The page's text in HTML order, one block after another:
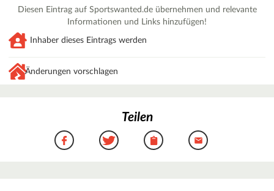
Diesen Eintrag auf Sportswanted.de übernehmen und relevante
Informationen und Links hinzufügen!
Inhaber dieses Eintrags werden
Änderungen vorschlagen
Teilen